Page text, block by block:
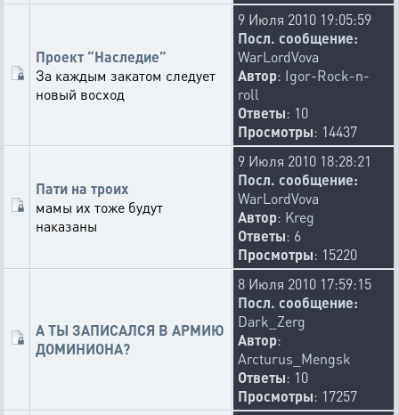
Проект “Наследие”
За каждым закатом следует
новый восход
9 Июля 2010 19:05:59
Посл. сообщение:
WarLordVova
Автор: Igor-Rock-n-
roll
Ответы: 10
Просмотры: 14437
Пати на троих
мамы их тоже будут
наказаны
9 Июля 2010 18:28:21
Посл. сообщение:
WarLordVova
Автор: Kreg
Ответы: 6
Просмотры: 15220
А ТЫ ЗАПИСАЛСЯ В АРМИЮ
ДОМИНИОНА?
8 Июля 2010 17:59:15
Посл. сообщение:
Dark_Zerg
Автор:
Arcturus_Mengsk
Ответы: 10
Просмотры: 17257